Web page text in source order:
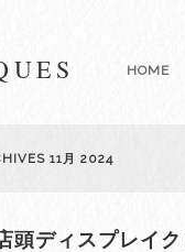
HOME
11月 2024
ディスプレイ